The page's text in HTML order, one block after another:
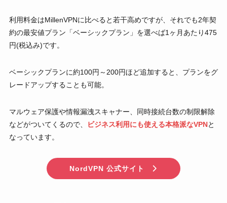
利用料金はMillenVPNに比べると若干高めですが、それでも2年契
約の最安値プラン「ベーシックプラン」を選べば1ヶ月あたり475
円(税込み)です。
ベーシックプランに約100円～200円ほど追加すると、プランをグ
レードアップすることも可能。
マルウェア保護や情報漏洩スキャナー、同時接続台数の制限解除
などがついてくるので、
ビジネス利用にも使える本格派なVPNと
なっています。
NordVPN 公式サイト